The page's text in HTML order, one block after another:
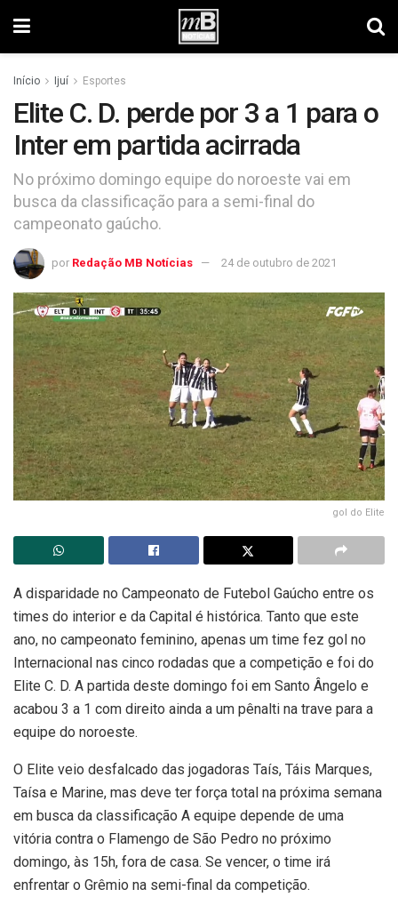
Início Ijuí Esportes
Elite C. D. perde por 3 a 1 para o
Inter em partida acirrada
No próximo domingo equipe do noroeste vai em
busca da classificação para a semi-final do
campeonato gaúcho.
por Redação MB Notícias 24 de outubro de 2021
gol do Elite
A disparidade no Campeonato de Futebol Gaúcho entre os
times do interior e da Capital é histórica. Tanto que este
ano, no campeonato feminino, apenas um time fez gol no
Internacional nas cinco rodadas que a competição e foi do
Elite C. D. A partida deste domingo foi em Santo Ângelo e
acabou 3 a 1 com direito ainda a um pênalti na trave para a
equipe do noroeste.
O Elite veio desfalcado das jogadoras Taís, Táis Marques,
Taísa e Marine, mas deve ter força total na próxima semana
em busca da classificação A equipe depende de uma
vitória contra o Flamengo de São Pedro no próximo
domingo, às 15h, fora de casa. Se vencer, o time irá
enfrentar o Grêmio na semi-final da competição.